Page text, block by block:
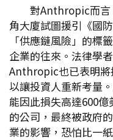
對Anthropic而言
角大廈試圖援引《國
「供應鏈風險」的標
企業的往來。法律學
Anthropic也已表明將
以讓投資人重新考量
能因此損失高達600
的公司，最終被政府
業的影響，恐怕比一